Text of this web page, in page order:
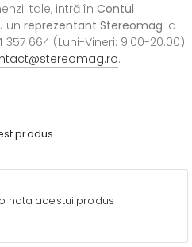
tale, intră în Contul
un reprezentant Stereomag la
664 (Luni-Vineri: 9.00-20.00)
.
produs
nota acestui produs